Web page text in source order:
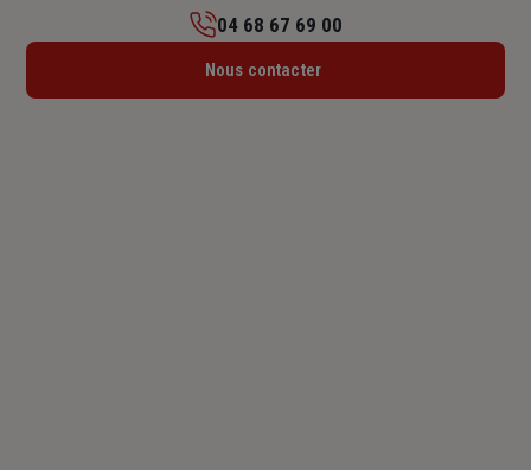
Lundi : 09h – 12h30 / 14h – 18h
04 68 67 69 00
Nous contacter